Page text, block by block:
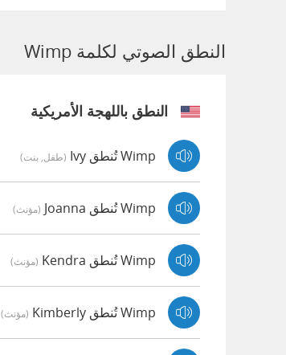
النطق الصوتي لكلمة Wimp
النطق باللهجة الأمريكية
Wimp تُنطق Ivy (طفل, بنت)
Wimp تُنطق Joanna (مؤنث)
Wimp تُنطق Kendra (مؤنث)
Wimp تُنطق Kimberly (مؤنث)